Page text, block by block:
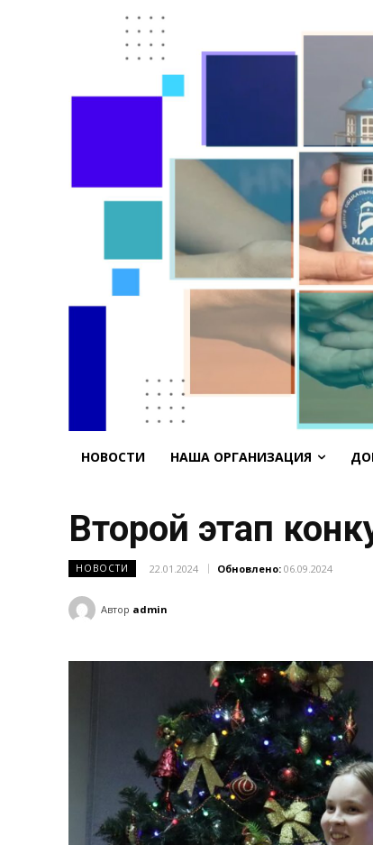
НОВОСТИ НАША ОРГАНИЗАЦИЯ
Второй этап
НОВОСТИ 22.01.2024 Обновлено: 06.09.2024
Автор admin